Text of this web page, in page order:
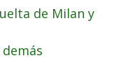
de Milan y